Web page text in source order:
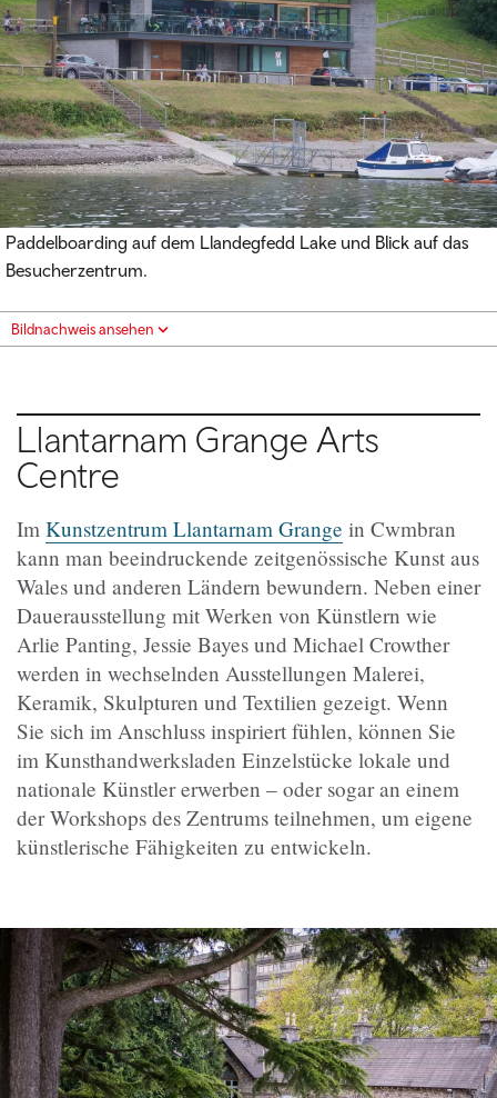
Paddelboarding auf dem Llandegfedd Lake und Blick auf das
Besucherzentrum.
Bildnachweis ansehen
Llantarnam Grange Arts
Centre
Im Kunstzentrum Llantarnam Grange in Cwmbran
kann man beeindruckende zeitgenössische Kunst aus
Wales und anderen Ländern bewundern. Neben einer
Dauerausstellung mit Werken von Künstlern wie
Arlie Panting, Jessie Bayes und Michael Crowther
werden in wechselnden Ausstellungen Malerei,
Keramik, Skulpturen und Textilien gezeigt. Wenn
Sie sich im Anschluss inspiriert fühlen, können Sie
im Kunsthandwerksladen Einzelstücke lokale und
nationale Künstler erwerben – oder sogar an einem
der Workshops des Zentrums teilnehmen, um eigene
künstlerische Fähigkeiten zu entwickeln.